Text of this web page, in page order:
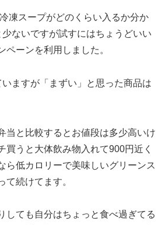
凍スープがどのくらい入るか分か
ないですが試すにはちょうどいい
ペーンを利用しました。
ますが「まずい」と思った商品は
当と比較するとお値段は多少高いけ
買うと大体飲み物入れて900円近く
ら低カロリーで美味しいグリーンス
て続けてます。
しても自分はちょっと食べ過ぎてる